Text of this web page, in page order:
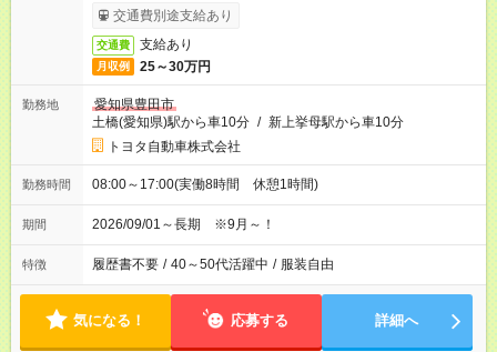
交通費別途支給あり
交通費 支給あり
月収例 25～30万円
勤務地
愛知県豊田市
土橋(愛知県)駅から車10分 / 新上挙母駅から車10分
トヨタ自動車株式会社
勤務時間 08:00～17:00(実働8時間 休憩1時間)
期間 2026/09/01～長期 ※9月～！
特徴 履歴書不要 / 40～50代活躍中 / 服装自由
気になる！ 応募する 詳細へ